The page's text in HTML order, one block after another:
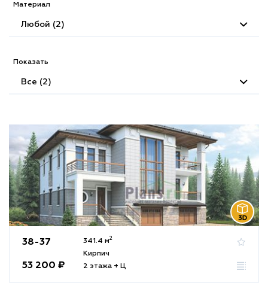
Материал
Любой (2)
Показать
Все (2)
38-37
53 200 ₽
341.4 м2
Кирпич
2 этажа + Ц